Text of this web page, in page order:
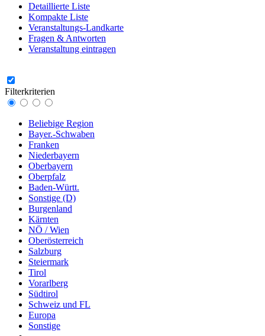
Detaillierte Liste
Kompakte Liste
Veranstaltungs-Landkarte
Fragen & Antworten
Veranstaltung eintragen
Filterkriterien
Beliebige Region
Bayer.-Schwaben
Franken
Niederbayern
Oberbayern
Oberpfalz
Baden-Württ.
Sonstige (D)
Burgenland
Kärnten
NÖ / Wien
Oberösterreich
Salzburg
Steiermark
Tirol
Vorarlberg
Südtirol
Schweiz und FL
Europa
Sonstige